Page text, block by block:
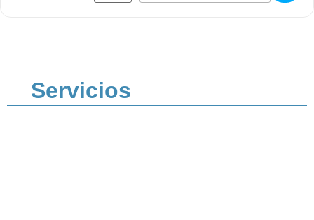
Servicios